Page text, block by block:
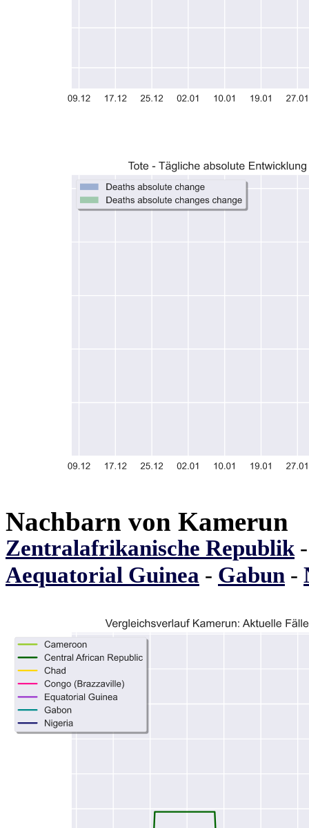
Nachbarn von Kamerun
Zentralafrikanische Republik
Aequatorial Guinea - Gabun -